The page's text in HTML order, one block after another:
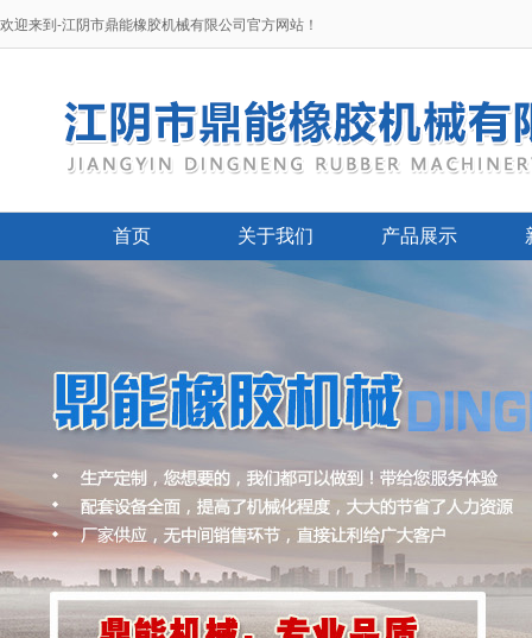
欢迎来到-江阴市鼎能橡胶机械有限公司官方网站！
首页 关于我们 产品展示